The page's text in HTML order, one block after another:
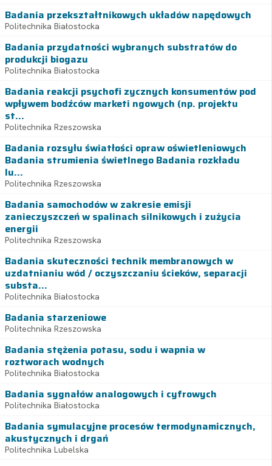
Badania przekształtnikowych układów napędowych
Politechnika Białostocka
Badania przydatności wybranych substratów do
produkcji biogazu
Politechnika Białostocka
Badania reakcji psychofi zycznych konsumentów pod
wpływem bodźców marketi ngowych (np. projektu
st...
Politechnika Rzeszowska
Badania rozsyłu światłości opraw oświetleniowych
Badania strumienia świetlnego Badania rozkładu
lu...
Politechnika Rzeszowska
Badania samochodów w zakresie emisji
zanieczyszczeń w spalinach silnikowych i zużycia
energii
Politechnika Rzeszowska
Badania skuteczności technik membranowych w
uzdatnianiu wód / oczyszczaniu ścieków, separacji
substa...
Politechnika Białostocka
Badania starzeniowe
Politechnika Rzeszowska
Badania stężenia potasu, sodu i wapnia w
roztworach wodnych
Politechnika Białostocka
Badania sygnałów analogowych i cyfrowych
Politechnika Białostocka
Badania symulacyjne procesów termodynamicznych,
akustycznych i drgań
Politechnika Lubelska